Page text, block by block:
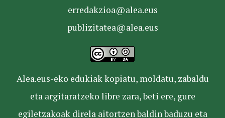
erredakzioa@alea.eus
publizitatea@alea.eus
Alea.eus-eko edukiak kopiatu, moldatu, zabaldu
eta argitaratzeko libre zara, beti ere, gure
egiletzakoak direla aitortzen baldin baduzu eta